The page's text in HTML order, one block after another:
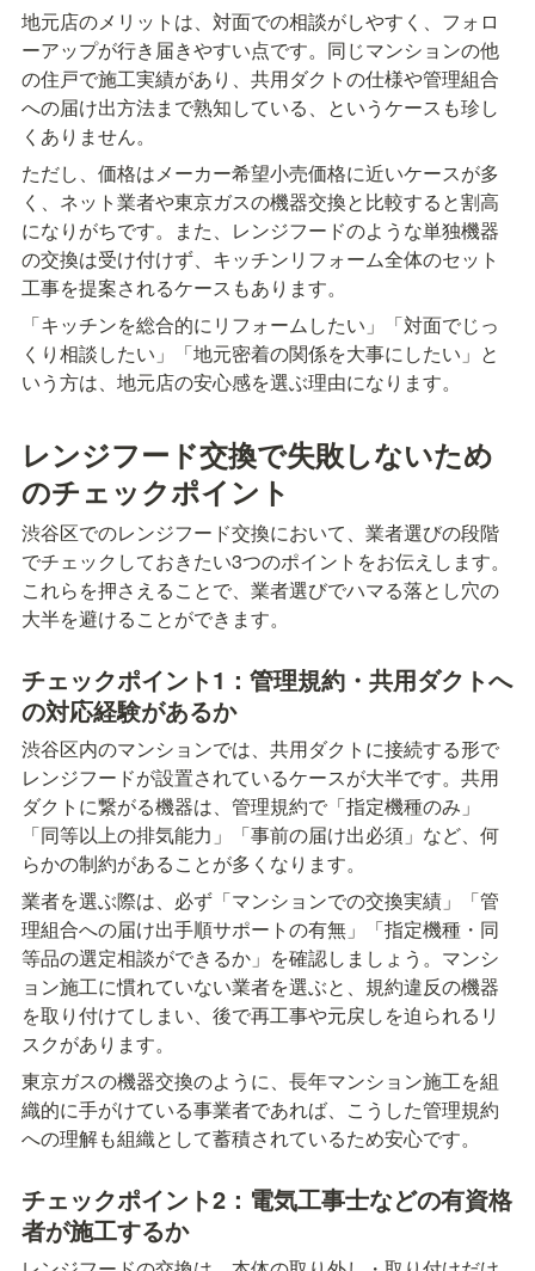
地元店のメリットは、対面での相談がしやすく、フォロ
ーアップが行き届きやすい点です。同じマンションの他
の住戸で施工実績があり、共用ダクトの仕様や管理組合
への届け出方法まで熟知している、というケースも珍し
くありません。
ただし、価格はメーカー希望小売価格に近いケースが多
く、ネット業者や東京ガスの機器交換と比較すると割高
になりがちです。また、レンジフードのような単独機器
の交換は受け付けず、キッチンリフォーム全体のセット
工事を提案されるケースもあります。
「キッチンを総合的にリフォームしたい」「対面でじっ
くり相談したい」「地元密着の関係を大事にしたい」と
いう方は、地元店の安心感を選ぶ理由になります。
レンジフード交換で失敗しないため
のチェックポイント
渋谷区でのレンジフード交換において、業者選びの段階
でチェックしておきたい3つのポイントをお伝えします。
これらを押さえることで、業者選びでハマる落とし穴の
大半を避けることができます。
チェックポイント1：管理規約・共用ダクトへ
の対応経験があるか
渋谷区内のマンションでは、共用ダクトに接続する形で
レンジフードが設置されているケースが大半です。共用
ダクトに繋がる機器は、管理規約で「指定機種のみ」
「同等以上の排気能力」「事前の届け出必須」など、何
らかの制約があることが多くなります。
業者を選ぶ際は、必ず「マンションでの交換実績」「管
理組合への届け出手順サポートの有無」「指定機種・同
等品の選定相談ができるか」を確認しましょう。マンシ
ョン施工に慣れていない業者を選ぶと、規約違反の機器
を取り付けてしまい、後で再工事や元戻しを迫られるリ
スクがあります。
東京ガスの機器交換のように、長年マンション施工を組
織的に手がけている事業者であれば、こうした管理規約
への理解も組織として蓄積されているため安心です。
チェックポイント2：電気工事士などの有資格
者が施工するか